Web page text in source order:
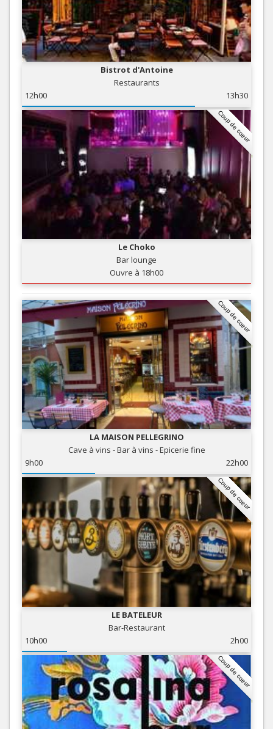
Bistrot d'Antoine
Restaurants
12h00
13h30
Coup de coeur
Le Choko
Bar lounge
Ouvre à 18h00
Coup de coeur
LA MAISON PELLEGRINO
Cave à vins - Bar à vins - Epicerie fine
9h00
22h00
Coup de coeur
LE BATELEUR
Bar-Restaurant
10h00
2h00
Coup de coeur